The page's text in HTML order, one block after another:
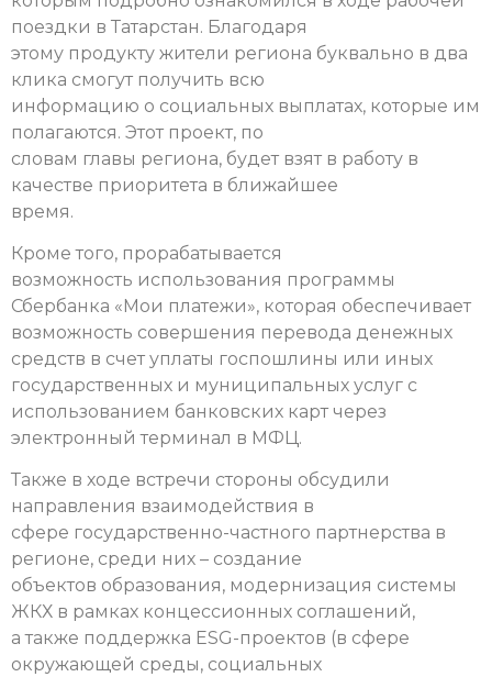
поездки в Татарстан. Благодаря
этому продукту жители региона буквально в два
клика смогут получить всю
информацию о социальных выплатах, которые им
полагаются. Этот проект, по
словам главы региона, будет взят в работу в
качестве приоритета в ближайшее
время.
Кроме того, прорабатывается
возможность использования программы
Сбербанка «Мои платежи», которая обеспечивает
возможность совершения перевода денежных
средств в счет уплаты госпошлины или иных
государственных и муниципальных услуг с
использованием банковских карт через
электронный терминал в МФЦ.
Также в ходе встречи стороны обсудили
направления взаимодействия в
сфере государственно-частного партнерства в
регионе, среди них – создание
объектов образования, модернизация системы
ЖКХ в рамках концессионных соглашений,
а также поддержка ESG-проектов (в сфере
окружающей среды, социальных